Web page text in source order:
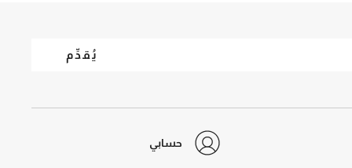
يُقدِّم
حسابي